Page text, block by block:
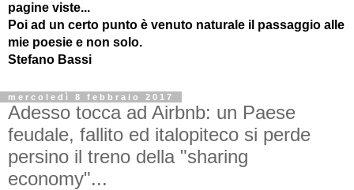
pagine viste...
Poi ad un certo punto è venuto naturale il passaggio alle
mie poesie e non solo.
Stefano Bassi
mercoledì 8 febbraio 2017
Adesso tocca ad Airbnb: un Paese
feudale, fallito ed italopiteco si perde
persino il treno della "sharing
economy"...